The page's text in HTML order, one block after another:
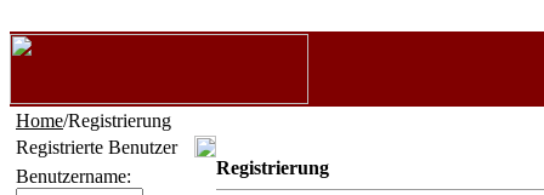
Home/Registrierung
Registrierte Benutzer
Benutzername:
Registrierung